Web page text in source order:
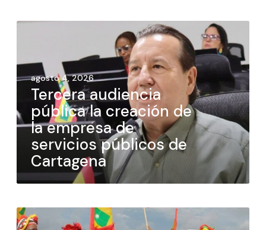
agosto 4, 2026
Tercera audiencia
pública la creación de
la empresa de
servicios públicos de
Cartagena